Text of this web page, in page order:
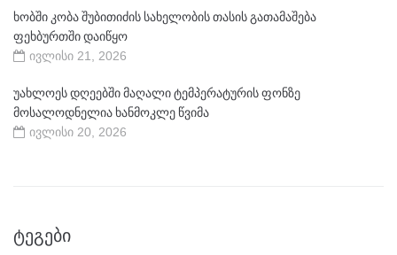
ხობში კობა შუბითიძის სახელობის თასის გათამაშება
ფეხბურთში დაიწყო
ივლისი 21, 2026
უახლოეს დღეებში მაღალი ტემპერატურის ფონზე
მოსალოდნელია ხანმოკლე წვიმა
ივლისი 20, 2026
ᲢᲔᲒᲔᲑᲘ